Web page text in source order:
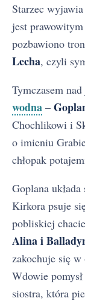
Starzec
jest
pozbawiono
Lecha, czyli
Tymczasem
wodna –
Chochlikowi i
o imieniu
chłopak
Goplana
Kirkora psuje
pobliskiej
Alina i
zakochuje się
Wdowie
siostra, która